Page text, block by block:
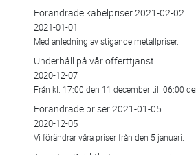
Förändrade kabelpriser 2021-02-02
2021-01-01
Med anledning av stigande metallpriser.
Underhåll på vår offerttjänst
2020-12-07
Från kl. 17:00 den 11 december till 06:00
Förändrade priser 2021-01-05
2020-12-05
Vi förändrar våra priser från den 5 januari.